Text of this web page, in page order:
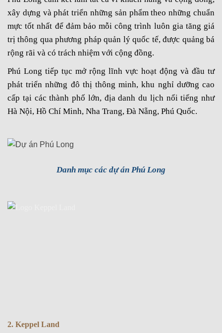
xây dựng và phát triển những sản phẩm theo những chuẩn
mực tốt nhất để đảm bảo mỗi công trình luôn gia tăng giá
trị thông qua phương pháp quản lý quốc tế, được quảng bá
rộng rãi và có trách nhiệm với cộng đồng.
Phú Long tiếp tục mở rộng lĩnh vực hoạt động và đầu tư
phát triển những đô thị thông minh, khu nghỉ dưỡng cao
cấp tại các thành phố lớn, địa danh du lịch nổi tiếng như
Hà Nội, Hồ Chí Minh, Nha Trang, Đà Nẵng, Phú Quốc.
Danh mục các dự án Phú Long
2. Keppel Land